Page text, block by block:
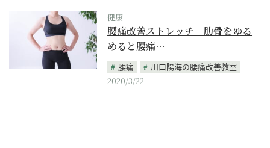
健康
腰痛改善ストレッチ 肋骨をゆる
めると腰痛…
腰痛
川口陽海の腰痛改善教室
2020/3/22